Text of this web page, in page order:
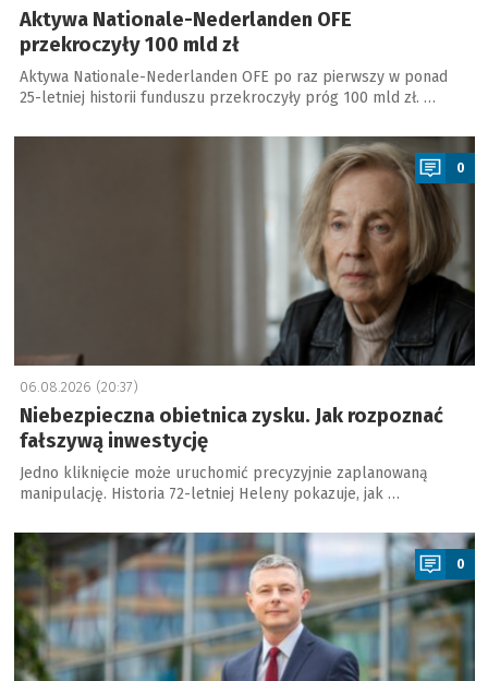
Aktywa Nationale-Nederlanden OFE
przekroczyły 100 mld zł
Aktywa Nationale-Nederlanden OFE po raz pierwszy w ponad
25-letniej historii funduszu przekroczyły próg 100 mld zł. …
a
0
06.08.2026 (20:37)
Niebezpieczna obietnica zysku. Jak rozpoznać
fałszywą inwestycję
Jedno kliknięcie może uruchomić precyzyjnie zaplanowaną
manipulację. Historia 72-letniej Heleny pokazuje, jak …
a
0